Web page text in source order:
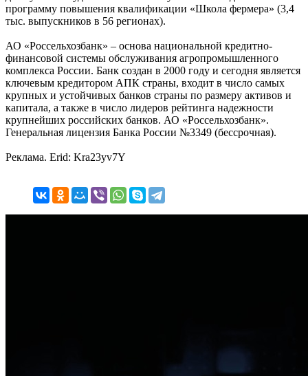
программу повышения квалификации «Школа фермера» (3,4
тыс. выпускников в 56 регионах).
АО «Россельхозбанк» – основа национальной кредитно-
финансовой системы обслуживания агропромышленного
комплекса России. Банк создан в 2000 году и сегодня является
ключевым кредитором АПК страны, входит в число самых
крупных и устойчивых банков страны по размеру активов и
капитала, а также в число лидеров рейтинга надежности
крупнейших российских банков. АО «Россельхозбанк».
Генеральная лицензия Банка России №3349 (бессрочная).
Реклама. Erid: Kra23yv7Y